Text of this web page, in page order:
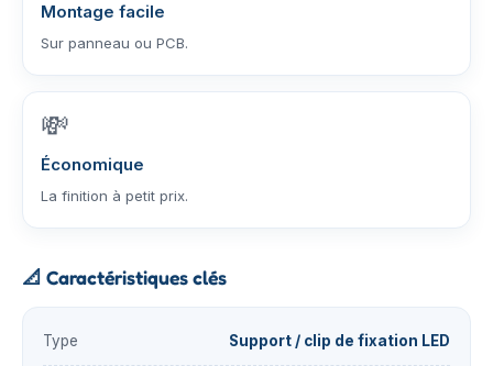
Montage facile
Sur panneau ou PCB.
💸
Économique
La finition à petit prix.
📐 Caractéristiques clés
Type Support / clip de fixation LED